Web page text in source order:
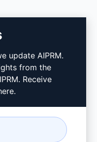
何安装 (en)
浏览器 (en)
软边缘 (en)
update AIPRM.
from the
Receive